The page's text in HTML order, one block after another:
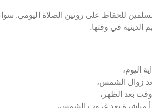
للحفاظ على روتين الصلاة اليومي.
الدينية في وقتها.
اليوم،
زوال الشمس،
بعد الظهر،
مباشرة بعد غروب الشمس،